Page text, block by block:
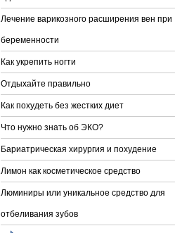
Лечение варикозного расширения вен при
беременности
Как укрепить ногти
Отдыхайте правильно
Как похудеть без жестких диет
Что нужно знать об ЭКО?
Бариатрическая хирургия и похудение
Лимон как косметическое средство
Люминиры или уникальное средство для
отбеливания зубов